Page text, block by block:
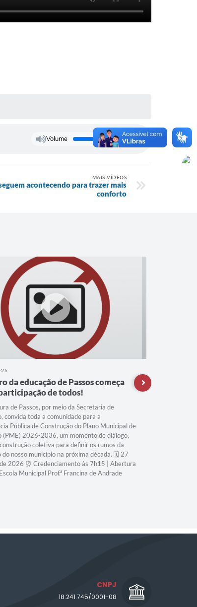
Volume
MAIS VÍDEOS
acontecendo para trazer mais
conforto
da educação de Passos começa
de todos!
de Passos, por meio da Secretaria de
convida toda a comunidade para a
Pública de Construção do Plano Municipal de
(PME) 2026-2036, um momento de diálogo,
coletiva para definir os rumos da
do nosso município na próxima década. 🗓️ 27
2026 ⏰ Credenciamento às 7h15 | Abertura
Municipal Prof.ª Francina de Andrade
CNPJ
18.241.745/0001-08